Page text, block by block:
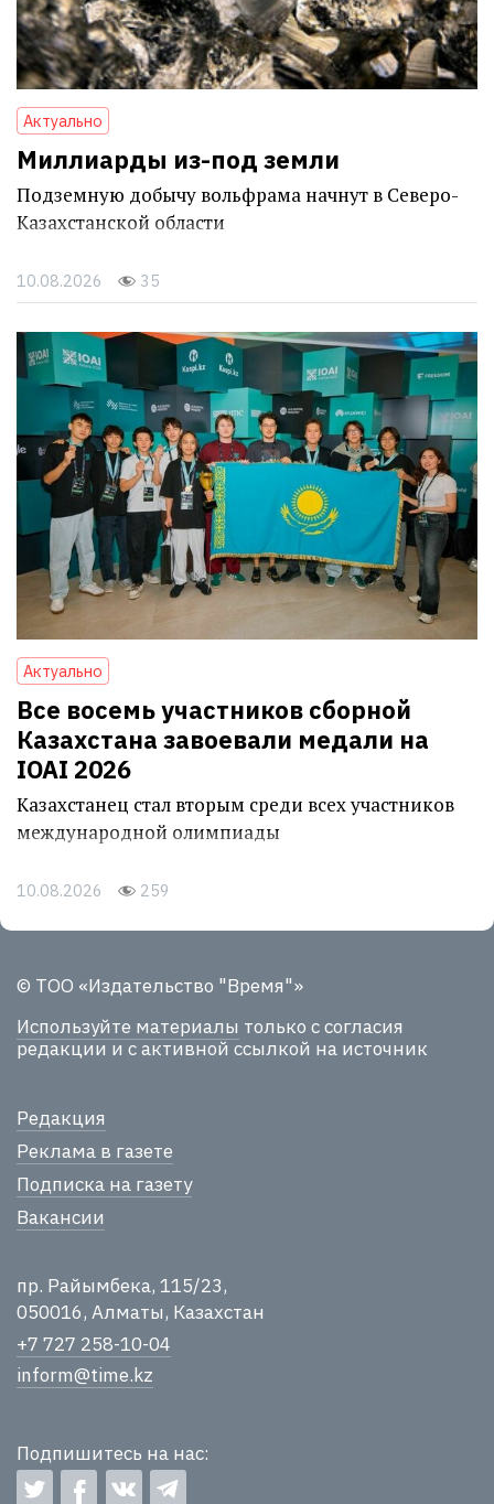
Актуально
Миллиарды из-под земли
Подземную добычу вольфрама начнут в Северо-
Казахстанской области
10.08.2026 35
Актуально
Все восемь участников сборной
Казахстана завоевали медали на
IOAI 2026
Казахстанец стал вторым среди всех участников
международной олимпиады
10.08.2026 259
© ТОО «Издательство "Время"»
Используйте материалы только с согласия
редакции и с активной ссылкой на источник
Редакция
Реклама в газете
Подписка на газету
Вакансии
пр. Райымбека, 115/23,
050016, Алматы, Казахстан
+7 727 258-10-04
inform@time.kz
Подпишитесь на нас: